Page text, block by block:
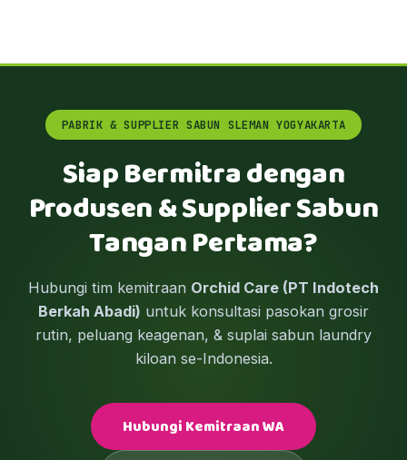
PABRIK & SUPPLIER SABUN SLEMAN YOGYAKARTA
Siap Bermitra dengan
Produsen & Supplier Sabun
Tangan Pertama?
Hubungi tim kemitraan Orchid Care (PT Indotech
Berkah Abadi) untuk konsultasi pasokan grosir
rutin, peluang keagenan, & suplai sabun laundry
kiloan se-Indonesia.
Hubungi Kemitraan WA